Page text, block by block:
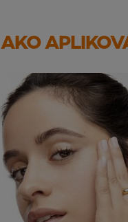
AKO